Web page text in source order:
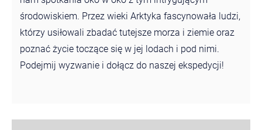
środowiskiem. Przez wieki Arktyka fascynowała ludzi,
którzy usiłowali zbadać tutejsze morza i ziemie oraz
poznać życie toczące się w jej lodach i pod nimi.
Podejmij wyzwanie i dołącz do naszej ekspedycji!